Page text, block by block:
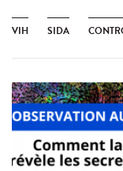
VIH SIDA